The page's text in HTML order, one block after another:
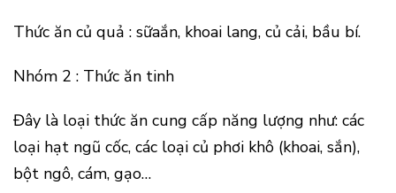
Thức ăn củ quả : sữaắn, khoai lang, củ cải, bầu bí.
Nhóm 2 : Thức ăn tinh
Đây là loại thức ăn cung cấp năng lượng như: các
loại hạt ngũ cốc, các loại củ phơi khô (khoai, sắn),
bột ngô, cám, gạo…